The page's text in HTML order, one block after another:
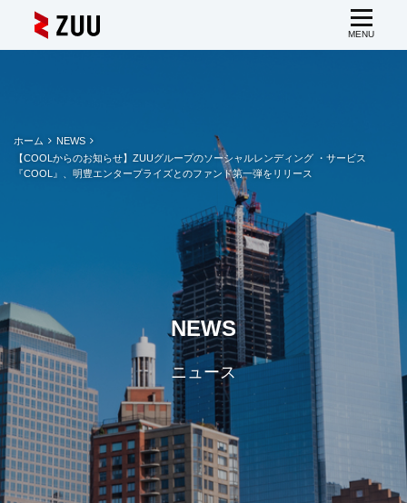
ホーム
NEWS
【COOLからのお知らせ】ZUUグループのソーシャルレンディング ・サービス
『COOL』、明豊エンタープライズとのファンド第一弾をリリース
NEWS
ニュース